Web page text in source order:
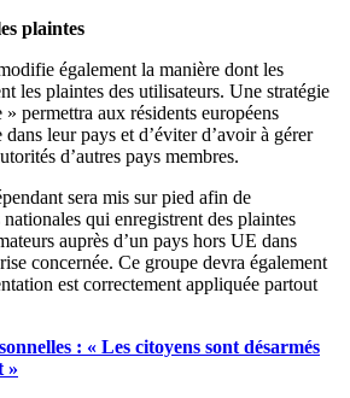
plaintes
également la manière dont les
les plaintes des utilisateurs. Une stratégie
permettra aux résidents européens
leur pays et d’éviter d’avoir à gérer
d’autres pays membres.
sera mis sur pied afin de
qui enregistrent des plaintes
auprès d’un pays hors UE dans
concernée. Ce groupe devra également
est correctement appliquée partout
: « Les citoyens sont désarmés
»